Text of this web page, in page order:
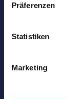
Präferenzen
Statistiken
Marketing